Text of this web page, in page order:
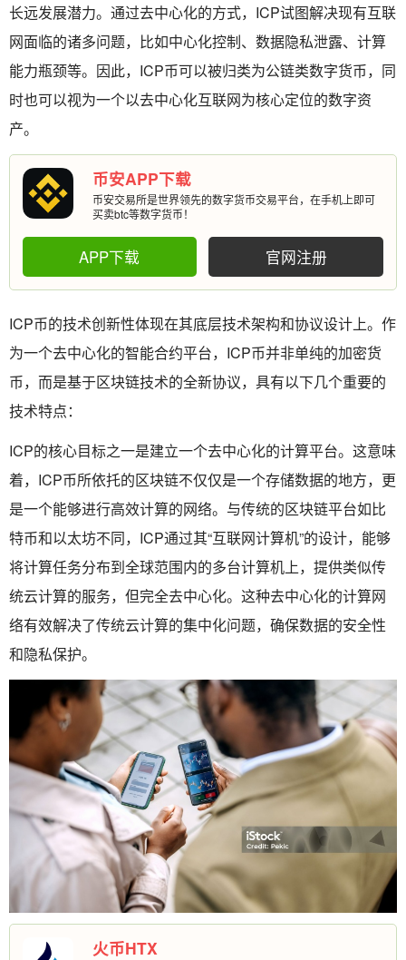
长远发展潜力。通过去中心化的方式，ICP试图解决现有互联
网面临的诸多问题，比如中心化控制、数据隐私泄露、计算
能力瓶颈等。因此，ICP币可以被归类为公链类数字货币，同
时也可以视为一个以去中心化互联网为核心定位的数字资
产。
币安APP下载
币安交易所是世界领先的数字货币交易平台，在手机上即可
买卖btc等数字货币！
APP下载 官网注册
ICP币的技术创新性体现在其底层技术架构和协议设计上。作
为一个去中心化的智能合约平台，ICP币并非单纯的加密货
币，而是基于区块链技术的全新协议，具有以下几个重要的
技术特点：
ICP的核心目标之一是建立一个去中心化的计算平台。这意味
着，ICP币所依托的区块链不仅仅是一个存储数据的地方，更
是一个能够进行高效计算的网络。与传统的区块链平台如比
特币和以太坊不同，ICP通过其“互联网计算机”的设计，能够
将计算任务分布到全球范围内的多台计算机上，提供类似传
统云计算的服务，但完全去中心化。这种去中心化的计算网
络有效解决了传统云计算的集中化问题，确保数据的安全性
和隐私保护。
火币HTX